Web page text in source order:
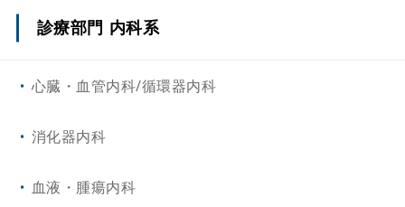
診療部門 内科系
心臓・血管内科/循環器内科
消化器内科
血液・腫瘍内科